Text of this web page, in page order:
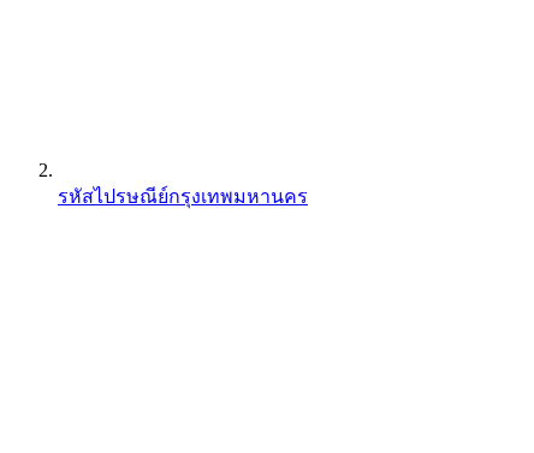
รหัสไปรษณีย์กรุงเทพมหานคร